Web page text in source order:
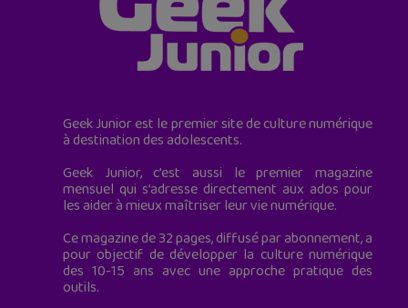
Geek Junior est le premier site de culture numérique
à destination des adolescents.
Geek Junior, c’est aussi le premier magazine
mensuel qui s’adresse directement aux ados pour
les aider à mieux maîtriser leur vie numérique.
Ce magazine de 32 pages, diffusé par abonnement, a
pour objectif de développer la culture numérique
des 10-15 ans avec une approche pratique des
outils.